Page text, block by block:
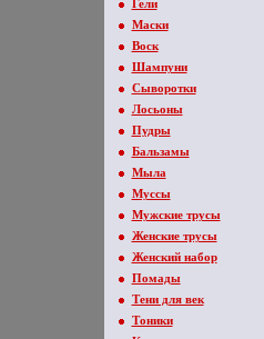
Гели
Маски
Воск
Шампуни
Сыворотки
Лосьоны
Пудры
Бальзамы
Мыла
Муссы
Мужские трусы
Женские трусы
Женский набор
Помады
Тени для век
Тоники